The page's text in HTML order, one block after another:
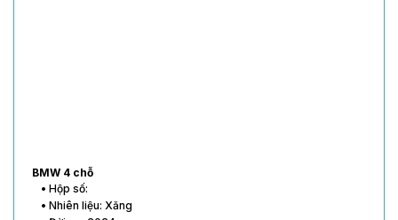
BMW 4 chỗ
• Hộp số:
• Nhiên liệu: Xăng